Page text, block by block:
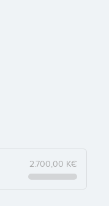
2.700,00 K€